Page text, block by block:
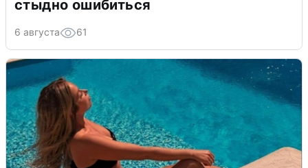
стыдно ошибиться
6 августа 61